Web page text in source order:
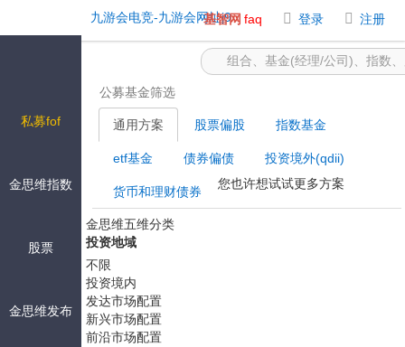
基金筛选 -九游会电竞
私募fof
金思维指数
股票
金思维发布
九游会电竞-九游会网址j9
基智网 faq 登录 注册
公募基金筛选
通用方案 股票偏股 指数基金
etf基金 债券偏债 投资境外(qdii)
货币和理财债券
您也许想试试更多方案
金思维五维分类
投资地域
不限
投资境内
发达市场配置
新兴市场配置
前沿市场配置